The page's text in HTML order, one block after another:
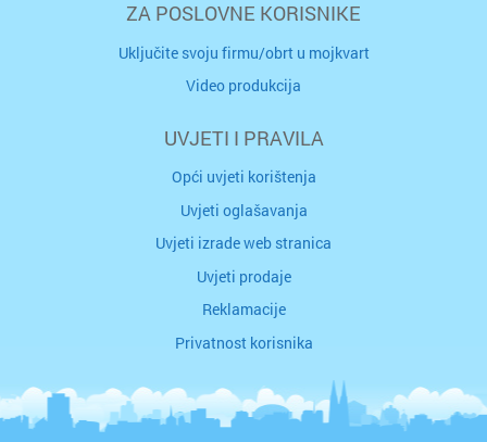
ZA POSLOVNE KORISNIKE
Uključite svoju firmu/obrt u mojkvart
Video produkcija
UVJETI I PRAVILA
Opći uvjeti korištenja
Uvjeti oglašavanja
Uvjeti izrade web stranica
Uvjeti prodaje
Reklamacije
Privatnost korisnika